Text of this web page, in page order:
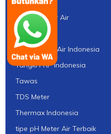
Tabung Filter Air
Takemura
Tangki Filter Air Indonesia
Tangki FRP Indonesia
Tawas
TDS Meter
Thermax Indonesia
tipe pH Meter Air Terbaik